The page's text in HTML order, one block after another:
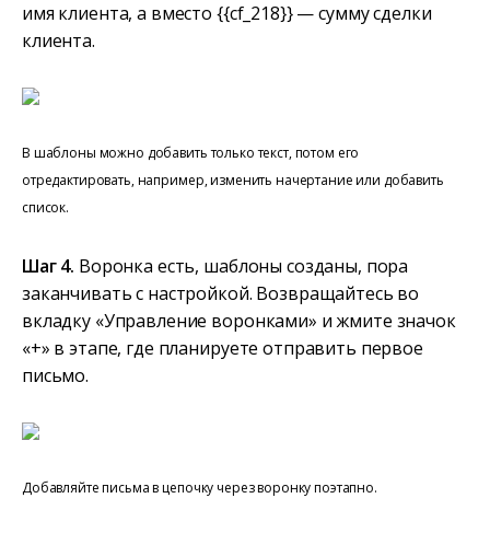
имя клиента, а вместо {{cf_218}} — сумму сделки
клиента.
В шаблоны можно добавить только текст, потом его
отредактировать, например, изменить начертание или добавить
список.
Шаг 4. Воронка есть, шаблоны созданы, пора
заканчивать с настройкой. Возвращайтесь во
вкладку «Управление воронками» и жмите значок
«+» в этапе, где планируете отправить первое
письмо.
Добавляйте письма в цепочку через воронку поэтапно.